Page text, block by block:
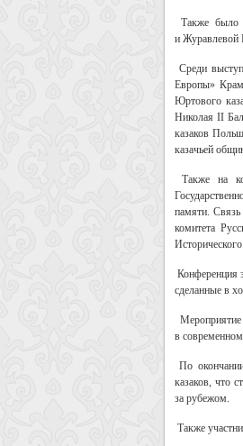
Также было
и Журавлевой
Среди
Европы»
Юртового
Николая II
казаков
казачьей
Также на
памяти.
комитета
Конференция
сделанные в
в
По
казаков, что
за рубежом.
Также